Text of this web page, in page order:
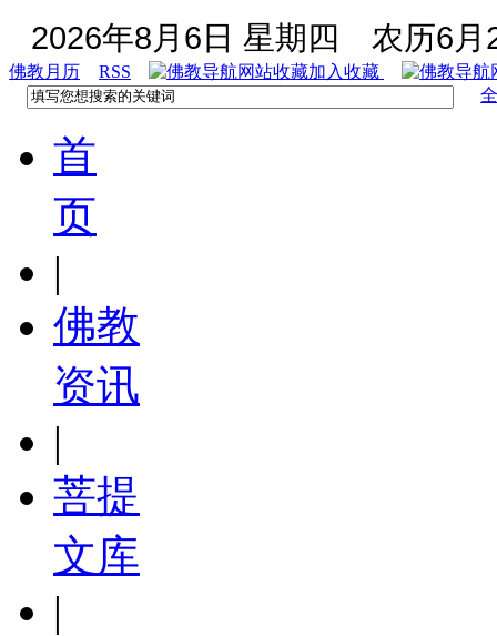
2026年8月6日 星期四 农历6月
佛教月历 RSS
加入收藏
首
页
|
佛教
资讯
|
菩提
文库
|